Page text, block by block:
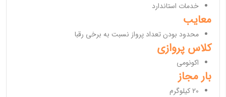
خدمات استاندارد
معایب
محدود بودن تعداد پرواز نسبت به برخی رقبا
کلاس پروازی
اکونومی
بار مجاز
20 کیلوگرم